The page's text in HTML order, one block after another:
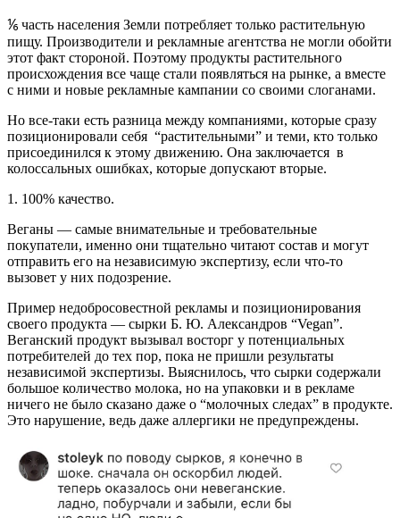
⅙ часть населения Земли потребляет только растительную
пищу. Производители и рекламные агентства не могли обойти
этот факт стороной. Поэтому продукты растительного
происхождения все чаще стали появляться на рынке, а вместе
с ними и новые рекламные кампании со своими слоганами.
Но все-таки есть разница между компаниями, которые сразу
позиционировали себя “растительными” и теми, кто только
присоединился к этому движению. Она заключается в
колоссальных ошибках, которые допускают вторые.
1. 100% качество.
Веганы — самые внимательные и требовательные
покупатели, именно они тщательно читают состав и могут
отправить его на независимую экспертизу, если что-то
вызовет у них подозрение.
Пример недобросовестной рекламы и позиционирования
своего продукта — сырки Б. Ю. Александров “Vegan”.
Веганский продукт вызывал восторг у потенциальных
потребителей до тех пор, пока не пришли результаты
независимой экспертизы. Выяснилось, что сырки содержали
большое количество молока, но на упаковки и в рекламе
ничего не было сказано даже о “молочных следах” в продукте.
Это нарушение, ведь даже аллергики не предупреждены.